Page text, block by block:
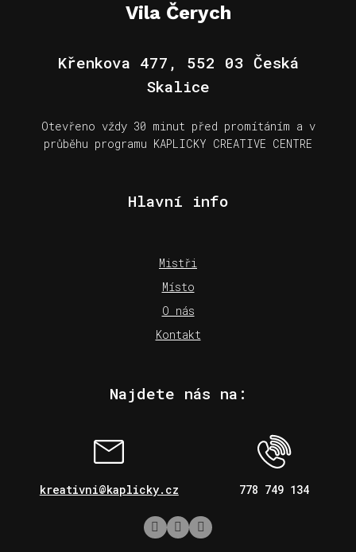
Vila Čerych
Křenkova 477, 552 03 Česká
Skalice
Otevřeno vždy 30 minut před promítáním a v
průběhu programu KAPLICKY CREATIVE CENTRE
Hlavní info
Mistři
Místo
O nás
Kontakt
Najdete nás na:
kreativni@kaplicky.cz 778 749 134